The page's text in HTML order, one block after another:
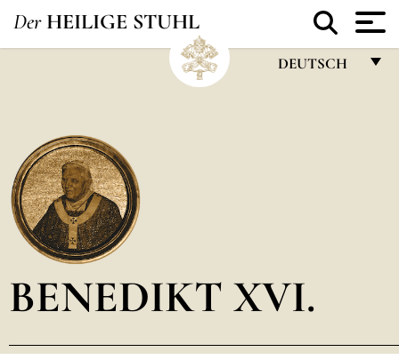
Der HEILIGE STUHL
DEUTSCH
POLSKI
العربيّة
BENEDIKT XVI.